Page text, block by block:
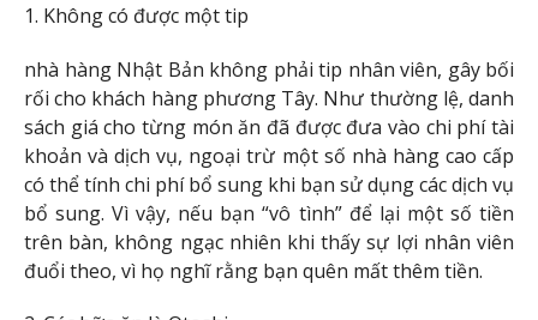
1. Không có được một tip
nhà hàng Nhật Bản không phải tip nhân viên, gây bối
rối cho khách hàng phương Tây. Như thường lệ, danh
sách giá cho từng món ăn đã được đưa vào chi phí tài
khoản và dịch vụ, ngoại trừ một số nhà hàng cao cấp
có thể tính chi phí bổ sung khi bạn sử dụng các dịch vụ
bổ sung. Vì vậy, nếu bạn “vô tình” để lại một số tiền
trên bàn, không ngạc nhiên khi thấy sự lợi nhân viên
đuổi theo, vì họ nghĩ rằng bạn quên mất thêm tiền.